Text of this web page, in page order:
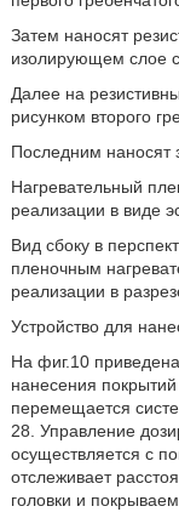
Затем наносят
изолирующем слое
Далее на
рисунком второго
Последним наносят
Нагревательный
реализации в виде
Вид сбоку в
пленочным
реализации в
Устройство для
На фиг.10
нанесения
перемещается
28. Управление
осуществляется с
отслеживает
головки и